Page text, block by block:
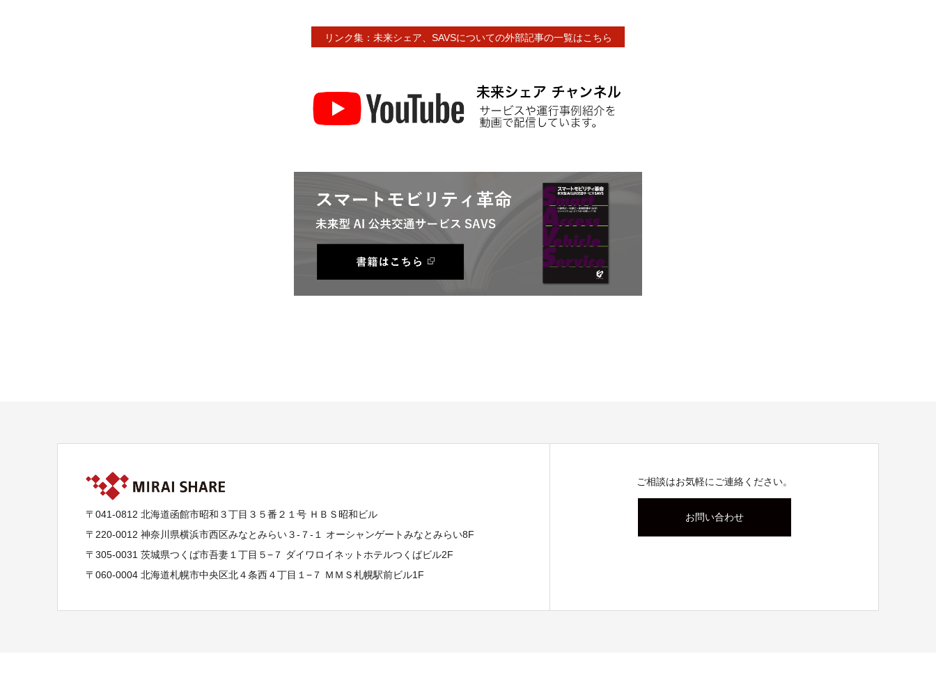
リンク集：未来シェア、SAVSについての外部記事の一覧はこちら
〒041-0812 北海道函館市昭和３丁目３５番２１号 ＨＢＳ昭和ビル
〒220-0012 神奈川県横浜市西区みなとみらい３-７-１ オーシャンゲートみなとみらい8F
〒305-0031 茨城県つくば市吾妻１丁目５−７ ダイワロイネットホテルつくばビル2F
〒060-0004 北海道札幌市中央区北４条西４丁目１−７ ＭＭＳ札幌駅前ビル1F
ご相談はお気軽にご連絡ください。
お問い合わせ